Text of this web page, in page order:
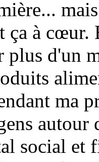
ça à cœur.
plus d'un
ma
social et